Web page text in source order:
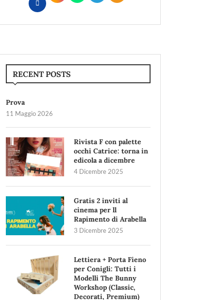
RECENT POSTS
Prova
11 Maggio 2026
Rivista F con palette
occhi Catrice: torna in
edicola a dicembre
4 Dicembre 2025
Gratis 2 inviti al
cinema per ll
Rapimento di Arabella
3 Dicembre 2025
Lettiera + Porta Fieno
per Conigli: Tutti i
Modelli The Bunny
Workshop (Classic,
Decorati, Premium)